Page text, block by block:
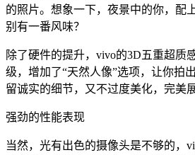
的照片。想象一下，夜景中的你，配
别有一番风味？
除了硬件的提升，vivo的3D五重超质
级，增加了“天然人像”选项，让你拍
留诚实的细节，又不过度美化，完美
强劲的性能表现
当然，光有出色的摄像头是不够的，